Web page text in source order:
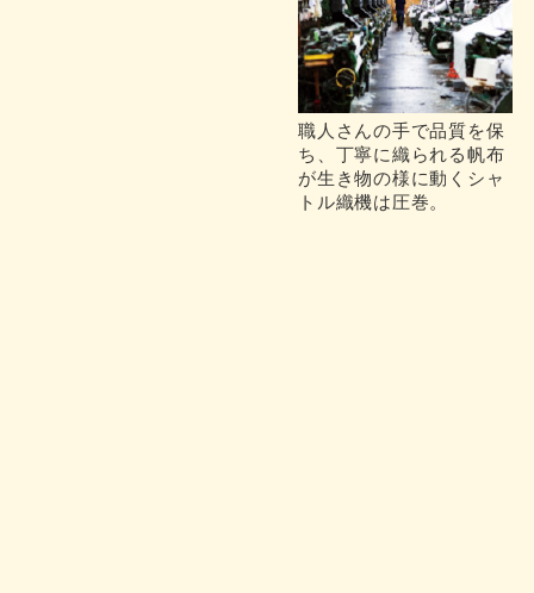
職人さんの手で品質を保
ち、丁寧に織られる帆布
が生き物の様に動くシャ
トル織機は圧巻。